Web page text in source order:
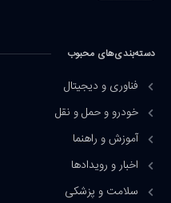
دسته‌بندی‌های محبوب
فناوری و دیجیتال
خودرو و حمل و نقل
آموزش و راهنما
اخبار و رویدادها
سلامت و پزشکی